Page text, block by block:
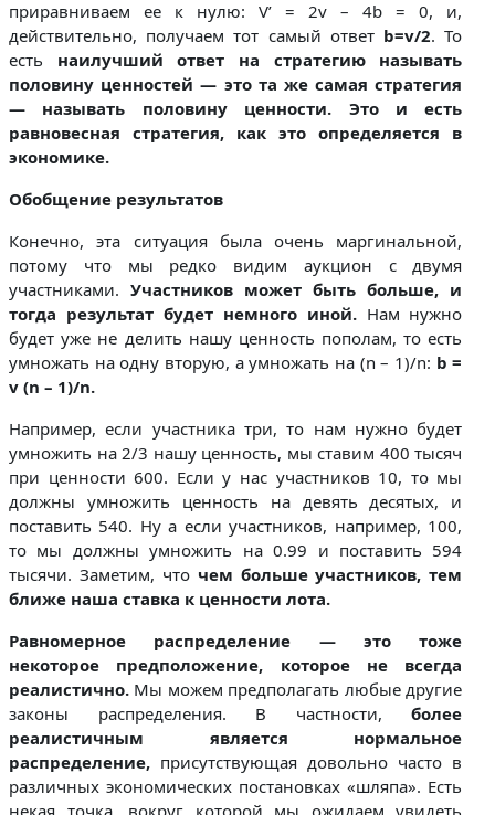
приравниваем ее к нулю: V’ = 2v – 4b = 0, и,
действительно, получаем тот самый ответ b=v/2. То
есть наилучший ответ на стратегию называть
половину ценностей — это та же самая стратегия
— называть половину ценности. Это и есть
равновесная стратегия, как это определяется в
экономике.
Обобщение результатов
Конечно, эта ситуация была очень маргинальной,
потому что мы редко видим аукцион с двумя
участниками.Участников может быть больше, и
тогда результат будет немного иной. Нам нужно
будет уже не делить нашу ценность пополам, то есть
умножать на одну вторую, а умножать на (n – 1)/n: b =
v (n – 1)/n.
Например, если участника три, то нам нужно будет
умножить на 2/3 нашу ценность, мы ставим 400 тысяч
при ценности 600. Если у нас участников 10, то мы
должны умножить ценность на девять десятых, и
поставить 540. Ну а если участников, например, 100,
то мы должны умножить на 0.99 и поставить 594
тысячи. Заметим, чточем больше участников, тем
ближе наша ставка к ценности лота.
Равномерное распределение — это тоже
некоторое предположение, которое не всегда
реалистично. Мы можем предполагать любые другие
законы распределения. В частности,более
реалистичным является нормальное
распределение, присутствующая довольно часто в
различных экономических постановках «шляпа». Есть
некая точка, вокруг которой мы ожидаем увидеть